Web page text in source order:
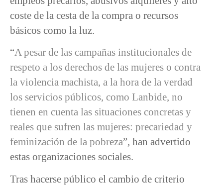
coste de la cesta de la compra o recursos
básicos como la luz.
“A pesar de las campañas institucionales de
respeto a los derechos de las mujeres o contra
la violencia machista, a la hora de la verdad
los servicios públicos, como Lanbide, no
tienen en cuenta las situaciones concretas y
reales que sufren las mujeres: precariedad y
feminización de la pobreza”, han advertido
estas organizaciones sociales.
Tras hacerse público el cambio de criterio